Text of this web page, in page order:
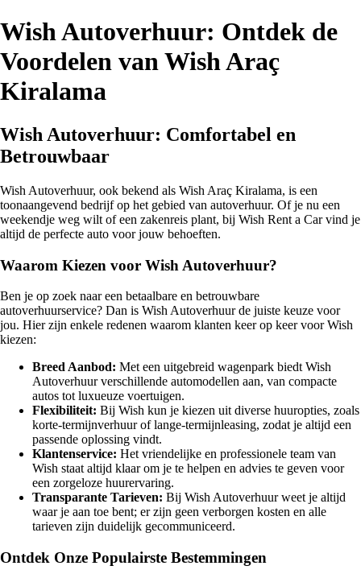
Wish Autoverhuur: Ontdek de
Voordelen van Wish Araç
Kiralama
Wish Autoverhuur: Comfortabel en
Betrouwbaar
Wish Autoverhuur, ook bekend als Wish Araç Kiralama, is een
toonaangevend bedrijf op het gebied van autoverhuur. Of je nu een
weekendje weg wilt of een zakenreis plant, bij Wish Rent a Car vind je
altijd de perfecte auto voor jouw behoeften.
Waarom Kiezen voor Wish Autoverhuur?
Ben je op zoek naar een betaalbare en betrouwbare
autoverhuurservice? Dan is Wish Autoverhuur de juiste keuze voor
jou. Hier zijn enkele redenen waarom klanten keer op keer voor Wish
kiezen:
Breed Aanbod: Met een uitgebreid wagenpark biedt Wish
Autoverhuur verschillende automodellen aan, van compacte
autos tot luxueuze voertuigen.
Flexibiliteit: Bij Wish kun je kiezen uit diverse huuropties, zoals
korte-termijnverhuur of lange-termijnleasing, zodat je altijd een
passende oplossing vindt.
Klantenservice: Het vriendelijke en professionele team van
Wish staat altijd klaar om je te helpen en advies te geven voor
een zorgeloze huurervaring.
Transparante Tarieven: Bij Wish Autoverhuur weet je altijd
waar je aan toe bent; er zijn geen verborgen kosten en alle
tarieven zijn duidelijk gecommuniceerd.
Ontdek Onze Populairste Bestemmingen